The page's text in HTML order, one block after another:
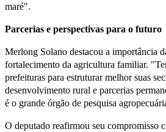
maré".
Parcerias e perspectivas para o futuro
Merlong Solano destacou a importância
fortalecimento da agricultura familiar.
prefeituras para estruturar melhor suas
desenvolvimento rural e parcerias
é o grande órgão de pesquisa
O deputado reafirmou seu compromisso